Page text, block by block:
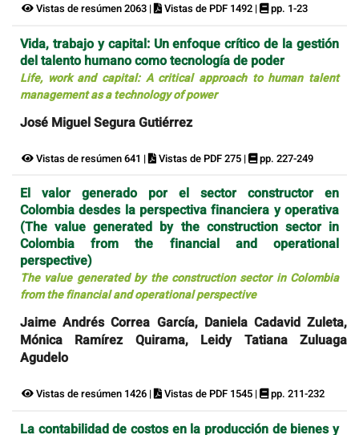
Vistas de resúmen 2063 | Vistas de PDF 1492 | pp. 1-23
Vida, trabajo y capital: Un enfoque crítico de la gestión
del talento humano como tecnología de poder
Life, work and capital: A critical approach to human talent
management as a technology of power
José Miguel Segura Gutiérrez
Vistas de resúmen 641 | Vistas de PDF 275 | pp. 227-249
El valor generado por el sector constructor en
Colombia desdes la perspectiva financiera y operativa
(The value generated by the construction sector in
Colombia from the financial and operational
perspective)
The value generated by the construction sector in Colombia
from the financial and operational perspective
Jaime Andrés Correa García, Daniela Cadavid Zuleta,
Mónica Ramírez Quirama, Leidy Tatiana Zuluaga
Agudelo
Vistas de resúmen 1426 | Vistas de PDF 1545 | pp. 211-232
La contabilidad de costos en la producción de bienes y